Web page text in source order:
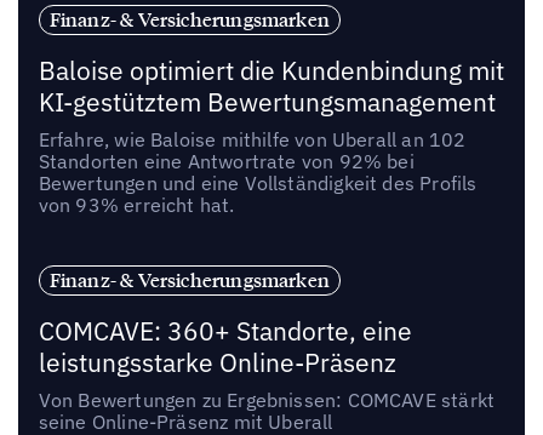
Finanz- & Versicherungsmarken
Baloise optimiert die Kundenbindung mit
KI-gestütztem Bewertungsmanagement
Erfahre, wie Baloise mithilfe von Uberall an 102
Standorten eine Antwortrate von 92% bei
Bewertungen und eine Vollständigkeit des Profils
von 93% erreicht hat.
Finanz- & Versicherungsmarken
COMCAVE: 360+ Standorte, eine
leistungsstarke Online-Präsenz
Von Bewertungen zu Ergebnissen: COMCAVE stärkt
seine Online-Präsenz mit Uberall